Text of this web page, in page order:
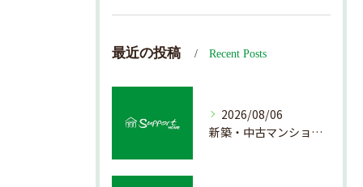
最近の投稿 Recent Posts
2026/08/06
新築・中古マンション売却の価値を見極める査定方法